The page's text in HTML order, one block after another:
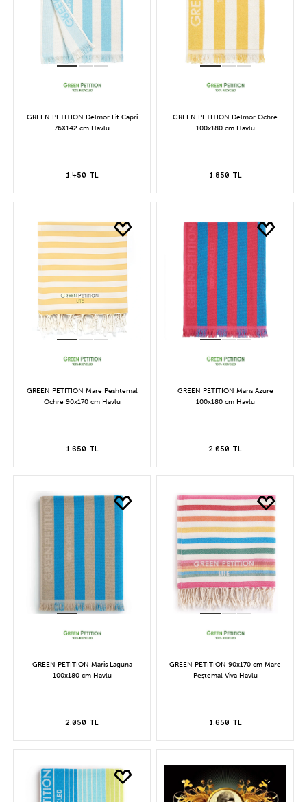
GREEN PETITION Delmor Fit Capri
76X142 cm Havlu
1.450 TL
GREEN PETITION Delmor Ochre
100x180 cm Havlu
1.850 TL
GREEN PETITION Mare Peshtemal
Ochre 90x170 cm Havlu
1.650 TL
GREEN PETITION Maris Azure
100x180 cm Havlu
2.050 TL
GREEN PETITION Maris Laguna
100x180 cm Havlu
2.050 TL
GREEN PETITION 90x170 cm Mare
Peştemal Viva Havlu
1.650 TL